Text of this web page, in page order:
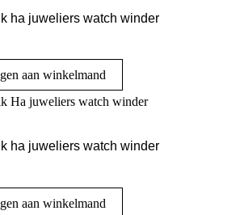
ha juweliers watch winder
aan winkelmand
ha juweliers watch winder
aan winkelmand